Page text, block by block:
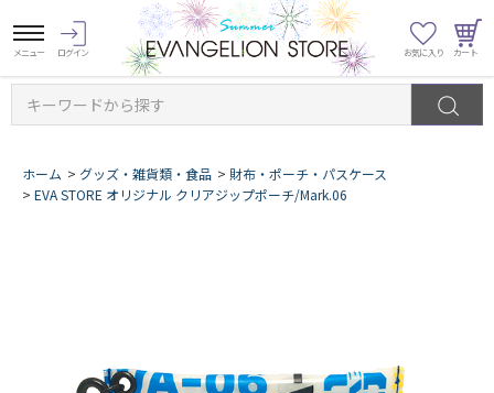
キーワードから探す
ホーム > グッズ・雑貨類・食品 > 財布・ポーチ・パスケース
> EVA STORE オリジナル クリアジップポーチ/Mark.06